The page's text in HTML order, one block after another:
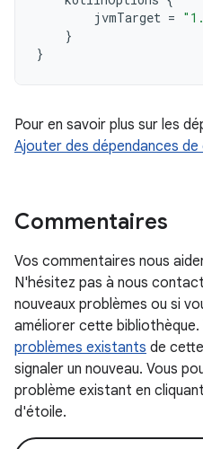
jvmTarget =
}
}
Pour en savoir plus sur les
Ajouter des dépendances
Commentaires
Vos commentaires nous
N'hésitez pas à nous
nouveaux problèmes ou si
améliorer cette bibliothèque.
problèmes existants de
signaler un nouveau. Vous
problème existant en
d'étoile.